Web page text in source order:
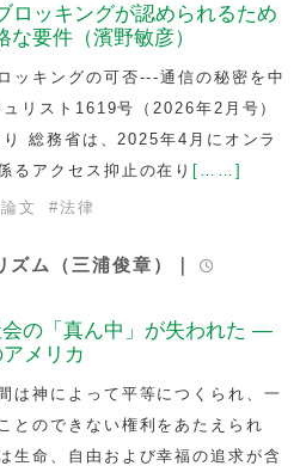
ロッキングが認められるため
な要件（濱野敏彦）
ッキングの可否---通信の秘密を中
リスト1619号（2026年2月号）
総務省は、2025年4月にオンラ
るアクセス抑止の在り [……]
文 #法律
ズム（三浦俊章）｜
会の「真ん中」が失われた —
メリカ
は神によって平等につくられ、一
とのできない権利をあたえられ
生命、自由および幸福の追求が含